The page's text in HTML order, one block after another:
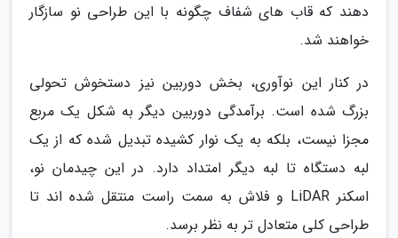
دهند که قاب های شفاف چگونه با این طراحی نو سازگار
خواهند شد.
در کنار این نوآوری، بخش دوربین نیز دستخوش تحولی
بزرگ شده است. برآمدگی دوربین دیگر به شکل یک مربع
مجزا نیست، بلکه به یک نوار کشیده تبدیل شده که از یک
لبه دستگاه تا لبه دیگر امتداد دارد. در این چیدمان نو،
اسکنر LiDAR و فلاش به سمت راست منتقل شده اند تا
طراحی کلی متعادل تر به نظر برسد.